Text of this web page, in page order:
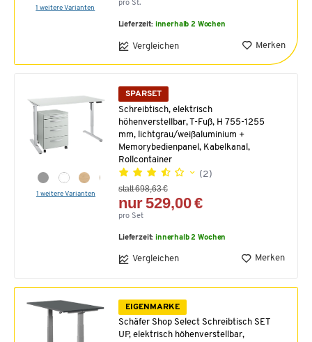
1 weitere Varianten
pro St.
Lieferzeit: innerhalb 2 Wochen
Vergleichen Merken
1 weitere Varianten
SPARSET
Schreibtisch, elektrisch
höhenverstellbar, T-Fuß, H 755-1255
mm, lichtgrau/weißaluminium +
Memorybedienpanel, Kabelkanal,
Rollcontainer
(2)
statt 698,63 €
nur 529,00 €
pro Set
Lieferzeit:innerhalb 2 Wochen
Vergleichen Merken
EIGENMARKE
Schäfer Shop Select Schreibtisch SET
UP, elektrisch höhenverstellbar,